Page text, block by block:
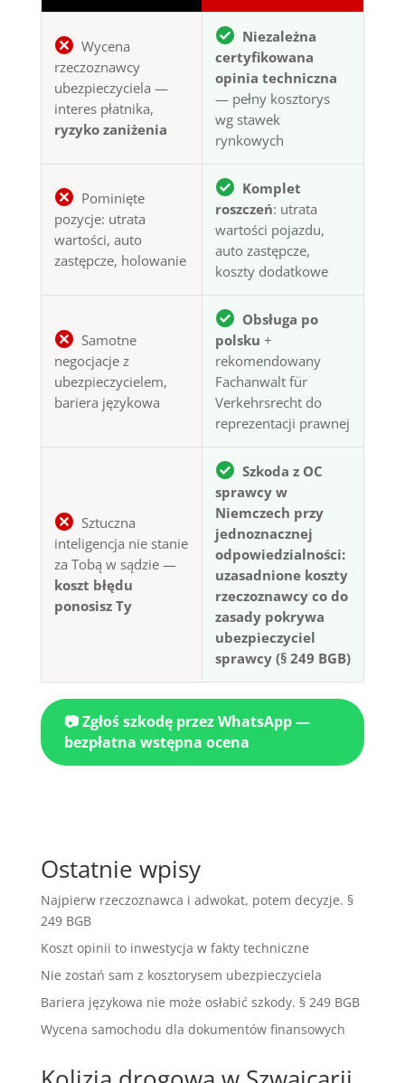
Wycena
rzeczoznawcy
ubezpieczyciela —
interes płatnika,
ryzyko zaniżenia
Niezależna
certyfikowana
opinia techniczna
— pełny kosztorys
wg stawek
rynkowych
Pominięte
pozycje: utrata
wartości, auto
zastępcze, holowanie
Komplet
roszczeń: utrata
wartości pojazdu,
auto zastępcze,
koszty dodatkowe
Samotne
negocjacje z
ubezpieczycielem,
bariera językowa
Obsługa po
polsku +
rekomendowany
Fachanwalt für
Verkehrsrecht do
reprezentacji prawnej
Sztuczna
inteligencja nie stanie
za Tobą w sądzie —
koszt błędu
ponosisz Ty
Szkoda z OC
sprawcy w
Niemczech przy
jednoznacznej
odpowiedzialności:
uzasadnione koszty
rzeczoznawcy co do
zasady pokrywa
ubezpieczyciel
sprawcy (§ 249 BGB)
📷 Zgłoś szkodę przez WhatsApp —
bezpłatna wstępna ocena
Ostatnie wpisy
Najpierw rzeczoznawca i adwokat, potem decyzje. §
249 BGB
Koszt opinii to inwestycja w fakty techniczne
Nie zostań sam z kosztorysem ubezpieczyciela
Bariera językowa nie może osłabić szkody. § 249 BGB
Wycena samochodu dla dokumentów finansowych